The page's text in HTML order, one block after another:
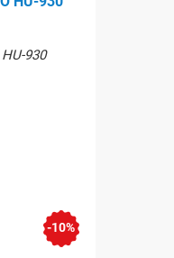
930
-10%